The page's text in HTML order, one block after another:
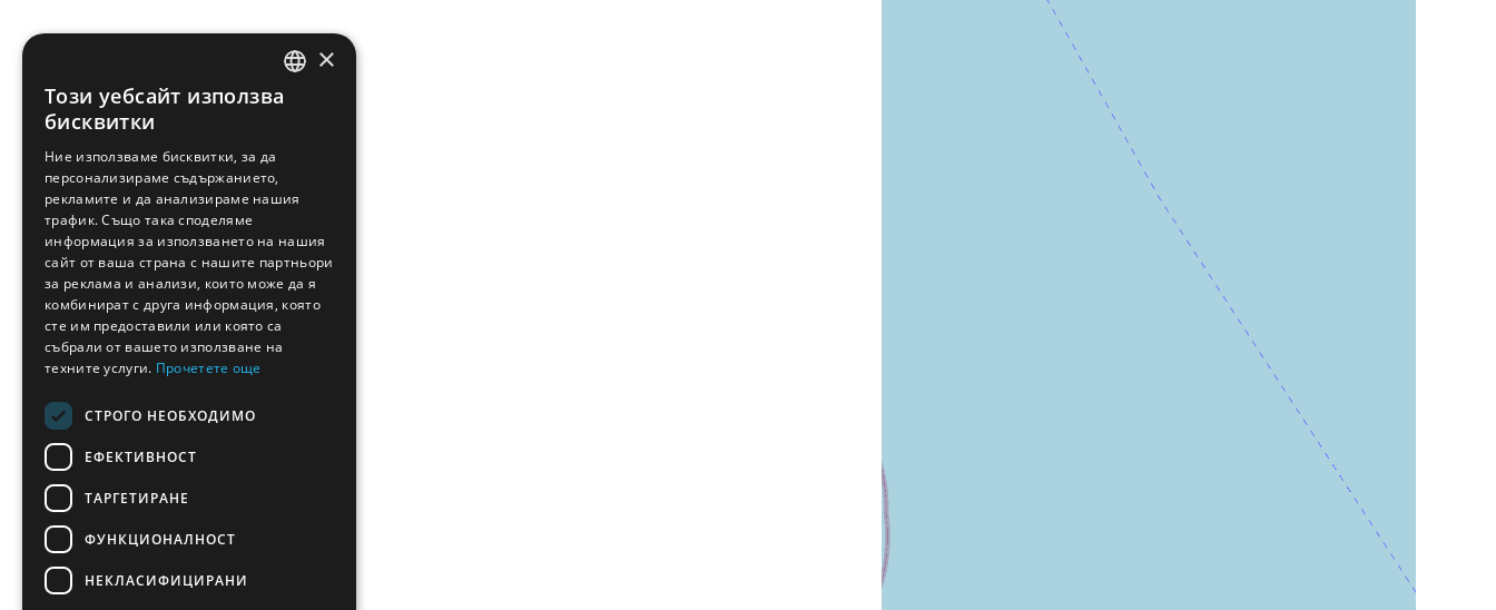
ENGLISH
FRENCH
ROMANIAN
TURKISH
×
Този уебсайт използва
бисквитки
Ние използваме бисквитки, за да
персонализираме съдържанието,
рекламите и да анализираме нашия
трафик. Също така споделяме
информация за използването на нашия
сайт от ваша страна с нашите партньори
за реклама и анализи, които може да я
комбинират с друга информация, която
сте им предоставили или която са
събрали от вашето използване на
техните услуги. Прочетете още
СТРОГО НЕОБХОДИМО
ЕФЕКТИВНОСТ
ТАРГЕТИРАНЕ
ФУНКЦИОНАЛНОСТ
НЕКЛАСИФИЦИРАНИ